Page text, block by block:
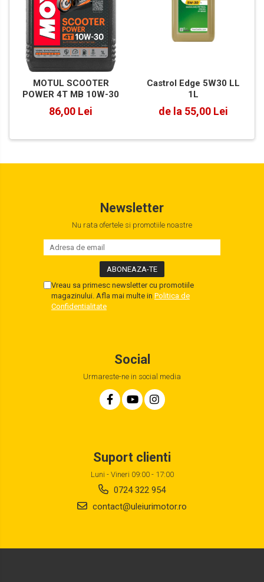
MOTUL SCOOTER
POWER 4T MB 10W-30
86,00 Lei
Castrol Edge 5W30 LL
1L
de la 55,00 Lei
Newsletter
Nu rata ofertele si promotiile noastre
Vreau sa primesc newsletter cu promotiile
magazinului. Afla mai multe in Politica de
Confidentialitate
Social
Urmareste-ne in social media
Suport clienti
Luni - Vineri 09:00 - 17:00
0724 322 954
contact@uleiurimotor.ro